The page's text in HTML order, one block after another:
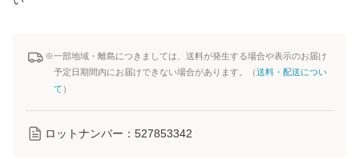
※一部地域・離島につきましては、送料が発生する場合や表示のお届け
予定日期間内にお届けできない場合があります。（送料・配送につい
て ）
ロットナンバー： 527853342